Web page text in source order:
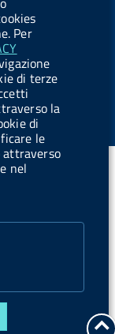
Per
di terze
la
di
le
attraverso
nel